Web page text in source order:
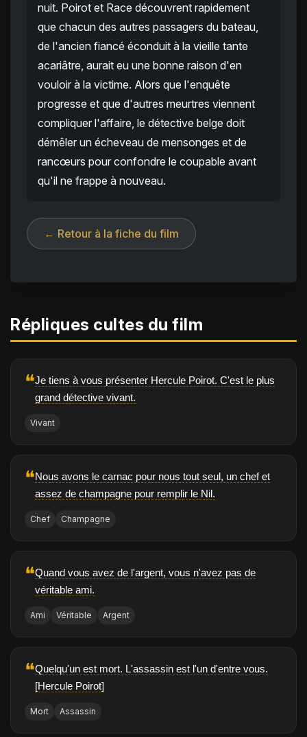
nuit. Poirot et Race découvrent rapidement
que chacun des autres passagers du bateau,
de l'ancien fiancé éconduit à la vieille tante
acariâtre, aurait eu une bonne raison d'en
vouloir à la victime. Alors que l'enquête
progresse et que d'autres meurtres viennent
compliquer l'affaire, le détective belge doit
démêler un écheveau de mensonges et de
rancœurs pour confondre le coupable avant
qu'il ne frappe à nouveau.
← Retour à la fiche du film
Répliques cultes du film
❝Je tiens à vous présenter Hercule Poirot. C'est le plus
grand détective vivant.
Vivant
❝Nous avons le carnac pour nous tout seul, un chef et
assez de champagne pour remplir le Nil.
Chef Champagne
❝Quand vous avez de l'argent, vous n'avez pas de
véritable ami.
Ami Véritable Argent
❝Quelqu'un est mort. L'assassin est l'un d'entre vous.
[Hercule Poirot]
Mort Assassin